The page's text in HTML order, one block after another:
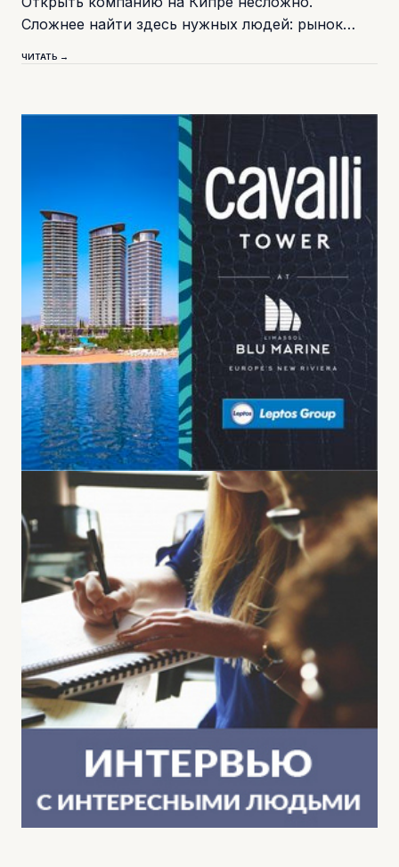
Сложнее найти здесь нужных людей: рынок…
ЧИТАТЬ →